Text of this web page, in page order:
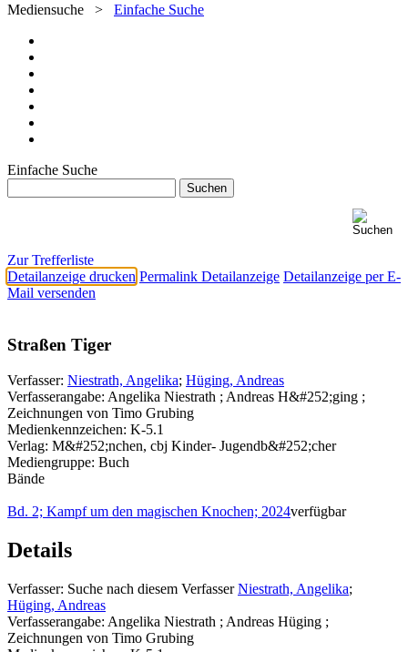
Mediensuche > Einfache Suche
Einfache Suche
Zur Trefferliste
Detailanzeige drucken Permalink Detailanzeige Detailanzeige per E-
Mail versenden
Straßen Tiger
Verfasser: Niestrath, Angelika; Hüging, Andreas
Verfasserangabe: Angelika Niestrath ; Andreas H&#252;ging ;
Zeichnungen von Timo Grubing
Medienkennzeichen: K-5.1
Verlag: M&#252;nchen, cbj Kinder- Jugendb&#252;cher
Mediengruppe: Buch
Bände
Bd. 2; Kampf um den magischen Knochen; 2024verfügbar
Details
Verfasser: Suche nach diesem Verfasser Niestrath, Angelika;
Hüging, Andreas
Verfasserangabe: Angelika Niestrath ; Andreas Hüging ;
Zeichnungen von Timo Grubing